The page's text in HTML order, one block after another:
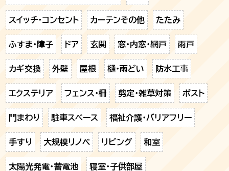
スイッチ・コンセント カーテンその他 たたみ
ふすま・障子 ドア 玄関 窓・内窓・網戸 雨戸
カギ交換 外壁 屋根 樋・雨どい 防水工事
エクステリア フェンス・柵 剪定・雑草対策 ポスト
門まわり 駐車スペース 福祉介護・バリアフリー
手すり 大規模リノベ リビング 和室
太陽光発電・蓄電池 寝室・子供部屋